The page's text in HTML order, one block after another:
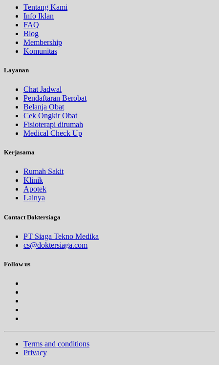
Tentang Kami
Info Iklan
FAQ
Blog
Membership
Komunitas
Layanan
Chat Jadwal
Pendaftaran Berobat
Belanja Obat
Cek Ongkir Obat
Fisioterapi dirumah
Medical Check Up
Kerjasama
Rumah Sakit
Klinik
Apotek
Lainya
Contact Doktersiaga
PT Siaga Tekno Medika
cs@doktersiaga.com
Follow us
Terms and conditions
Privacy